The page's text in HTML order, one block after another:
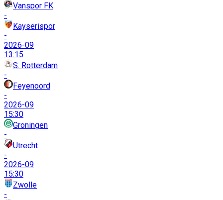
Vanspor FK
-
Kayserispor
-
2026-09
13:15
S. Rotterdam
-
Feyenoord
-
2026-09
15:30
Groningen
-
Utrecht
-
2026-09
15:30
Zwolle
-